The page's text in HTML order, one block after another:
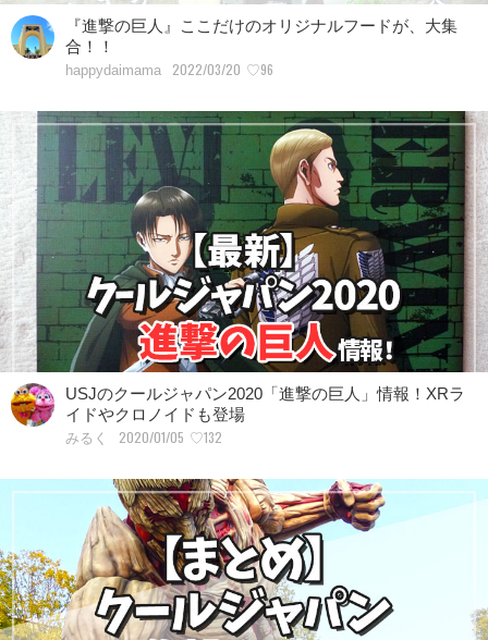
『進撃の巨人』ここだけのオリジナルフードが、大集
合！！
happydaimama 2022/03/20 ♡96
USJのクールジャパン2020「進撃の巨人」情報！XRラ
イドやクロノイドも登場
みるく 2020/01/05 ♡132